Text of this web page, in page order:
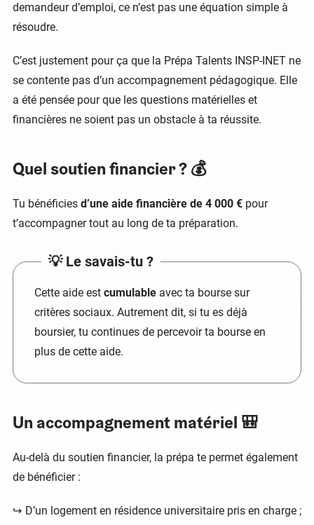
demandeur d’emploi, ce n’est pas une équation simple à
résoudre.
C’est justement pour ça que la Prépa Talents INSP-INET ne
se contente pas d’un accompagnement pédagogique. Elle
a été pensée pour que les questions matérielles et
financières ne soient pas un obstacle à ta réussite.
Quel soutien financier ? 💰
Tu bénéficies d’une aide financière de 4 000 € pour
t’accompagner tout au long de ta préparation.
💡Le savais-tu ?
Cette aide est cumulable avec ta bourse sur
critères sociaux. Autrement dit, si tu es déjà
boursier, tu continues de percevoir ta bourse en
plus de cette aide.
Un accompagnement matériel 🎒
Au-delà du soutien financier, la prépa te permet également
de bénéficier :
D’un logement en résidence universitaire pris en charge ;